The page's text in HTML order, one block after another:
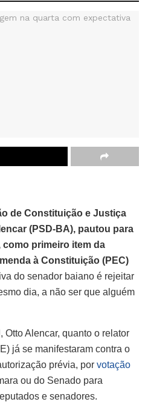
de Constituição e Justiça
(PSD-BA), pautou para
como primeiro item da
à Constituição (PEC)
do senador baiano é rejeitar
dia, a não ser que alguém
Otto Alencar, quanto o relator
já se manifestaram contra o
prévia, por votação
ou do Senado para
e senadores.